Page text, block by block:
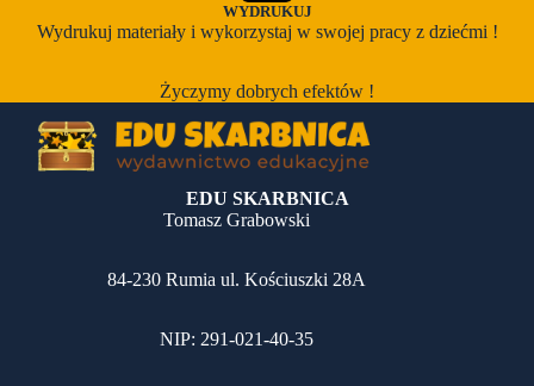
WYDRUKUJ
Wydrukuj materiały i wykorzystaj w swojej pracy z dziećmi !
Życzymy dobrych efektów !
EDU SKARBNICA
Tomasz Grabowski
84-230 Rumia ul. Kościuszki 28A
NIP: 291-021-40-35